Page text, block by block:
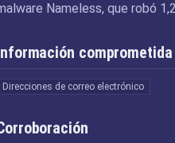
Nameless, que robó
comprometida
Direcciones de correo electrónico